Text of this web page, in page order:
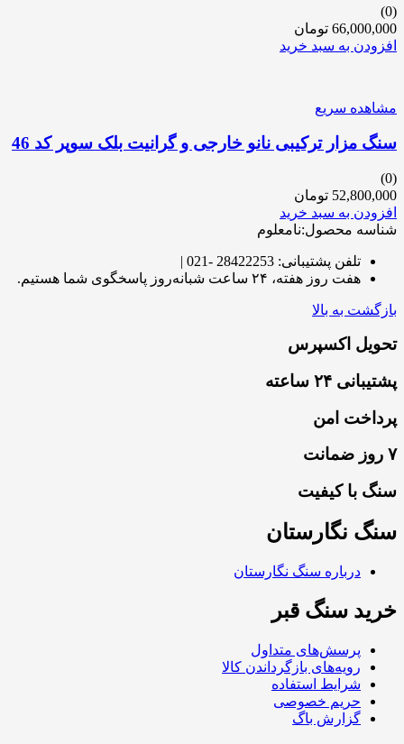
(0)
66,000,000 تومان
افزودن به سبد خرید
مشاهده سریع
سنگ مزار ترکیبی نانو خارجی و گرانیت بلک سوپر کد 46
(0)
52,800,000 تومان
افزودن به سبد خرید
شناسه محصول:نامعلوم
تلفن پشتیبانی: 28422253 -021 |
هفت روز هفته، ۲۴ ساعت شبانه‌روز پاسخگوی شما هستیم.
بازگشت به بالا
تحویل اکسپرس
پشتیبانی ۲۴ ساعته
پرداخت امن
۷ روز ضمانت
سنگ با کیفیت
سنگ نگارستان
درباره سنگ نگارستان
خرید سنگ قبر
پرسش‌های متداول
رویه‌های بازگرداندن کالا
شرایط استفاده
حریم خصوصی
گزارش باگ